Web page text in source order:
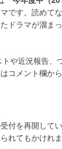
マです。読めて
ドラマが溜ま
や近況報告、
コメント欄か
付を再開して
れてもかけれ